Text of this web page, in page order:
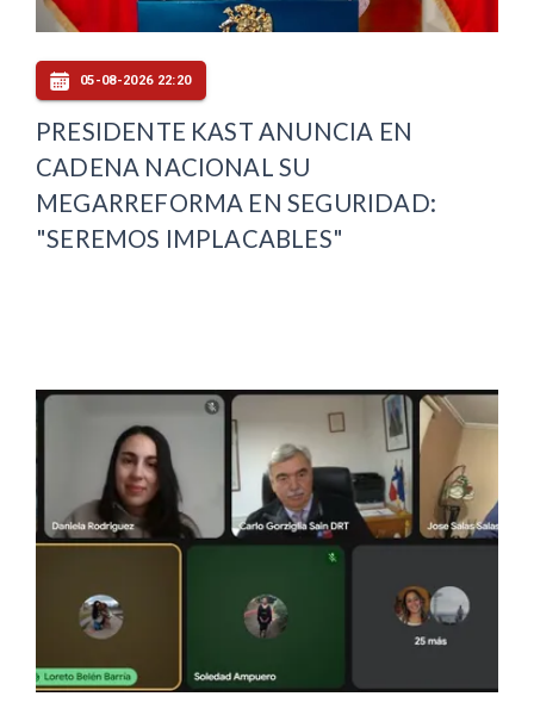
05-08-2026 22:20
PRESIDENTE KAST ANUNCIA EN
CADENA NACIONAL SU
MEGARREFORMA EN SEGURIDAD:
"SEREMOS IMPLACABLES"